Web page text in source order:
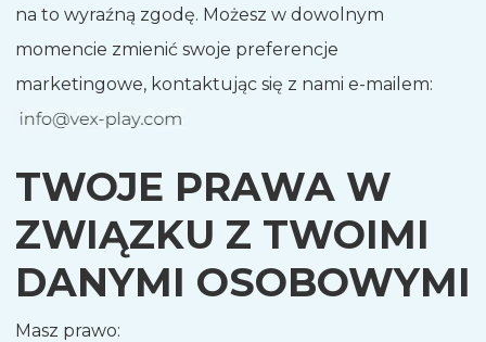
na to wyraźną zgodę. Możesz w dowolnym
momencie zmienić swoje preferencje
marketingowe, kontaktując się z nami e-mailem:
TWOJE PRAWA W
ZWIĄZKU Z TWOIMI
DANYMI OSOBOWYMI
Masz prawo: